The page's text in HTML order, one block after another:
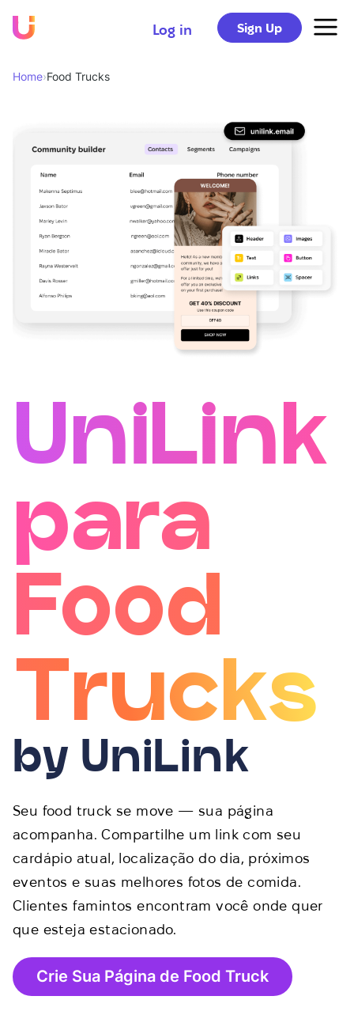
Log in Sign Up
Home›Food Trucks
UniLink
para
Food
Trucks
by UniLink
Seu food truck se move — sua página
acompanha. Compartilhe um link com seu
cardápio atual, localização do dia, próximos
eventos e suas melhores fotos de comida.
Clientes famintos encontram você onde quer
que esteja estacionado.
Crie Sua Página de Food Truck